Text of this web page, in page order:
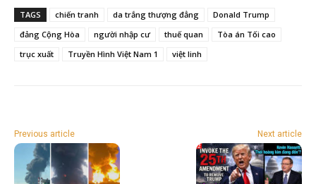
TAGS chiến tranh da trắng thượng đẳng
Donald Trump
đảng Cộng Hòa
người nhập cư thuế quan
Tòa án Tối cao
trục xuất
Truyền Hình Việt Nam 1 việt linh
Previous article Next article